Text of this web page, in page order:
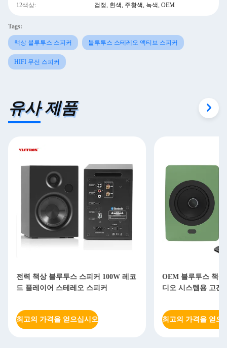
12색상: 검정, 흰색, 주황색, 녹색, OEM
Tags:
책상 블루투스 스피커 블루투스 스테레오 액티브 스피커
HIFI 무선 스피커
유사 제품
전력 책상 블루투스 스피커 100W 레코
드 플레이어 스테레오 스피커
최고의 가격을 얻으십시오
OEM 블루투스 책
디오 시스템용 고전
최고의 가격을 얻으